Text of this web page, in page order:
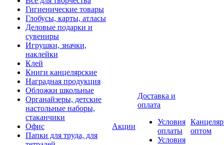
Гигиенические товары
Глобусы, карты, атласы
Деловые подарки и
сувениры
Игрушки, значки,
наклейки
Клей
Книги канцелярские
Наградная продукция
Обложки школьные
Органайзеры, детские
настольные наборы,
стаканчики
Офис
Папки для труда, для
Акции
Доставка и
оплата
Условия
оплаты
Условия
оптом